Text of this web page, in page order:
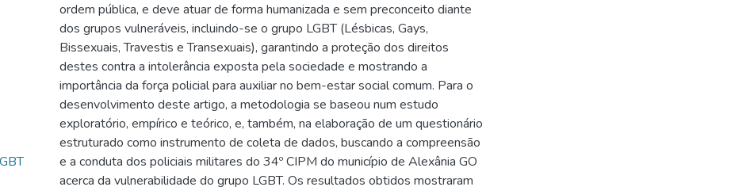
ordem pública, e deve atuar de forma humanizada e sem preconceito diante
dos grupos vulneráveis, incluindo-se o grupo LGBT (Lésbicas, Gays,
Bissexuais, Travestis e Transexuais), garantindo a proteção dos direitos
destes contra a intolerância exposta pela sociedade e mostrando a
importância da força policial para auxiliar no bem-estar social comum. Para o
desenvolvimento deste artigo, a metodologia se baseou num estudo
exploratório, empírico e teórico, e, também, na elaboração de um questionário
estruturado como instrumento de coleta de dados, buscando a compreensão
e a conduta dos policiais militares do 34º CIPM do município de Alexânia GO
acerca da vulnerabilidade do grupo LGBT. Os resultados obtidos mostraram